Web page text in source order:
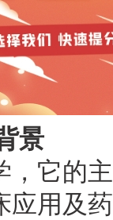
景
，它的
应用及